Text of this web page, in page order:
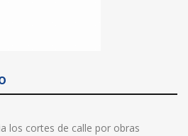
los cortes de calle por obras